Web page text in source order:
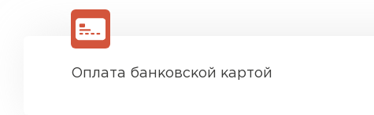
Оплата банковской картой